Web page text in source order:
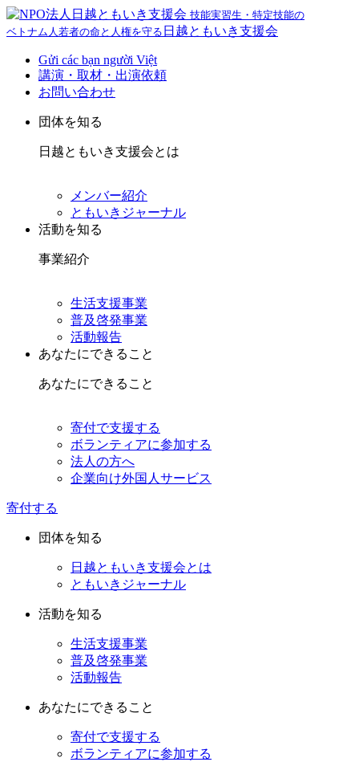
技能実習生・特定技能の
ベトナム人若者の命と人権を守る 日越ともいき支援会
Gửi các bạn người Việt
講演・取材・出演依頼
お問い合わせ
団体を知る
日越ともいき支援会とは
メンバー紹介
ともいきジャーナル
活動を知る
事業紹介
生活支援事業
普及啓発事業
活動報告
あなたにできること
あなたにできること
寄付で支援する
ボランティアに参加する
法人の方へ
企業向け外国人サービス
寄付する
団体を知る
日越ともいき支援会とは
ともいきジャーナル
活動を知る
生活支援事業
普及啓発事業
活動報告
あなたにできること
寄付で支援する
ボランティアに参加する